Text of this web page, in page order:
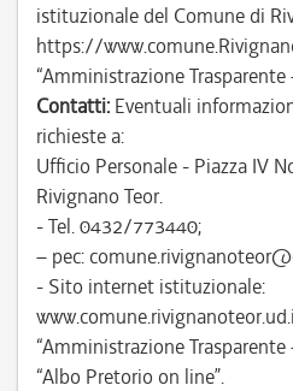
istituzionale del Comune di
https://
“Amministrazione
Contatti: Eventuali
richieste a:
Ufficio Personale - Piazza IV
Rivignano Teor.
- Tel. 0432/773440;
– pec:
- Sito internet istituzionale:
“Amministrazione
“Albo Pretorio on line”.